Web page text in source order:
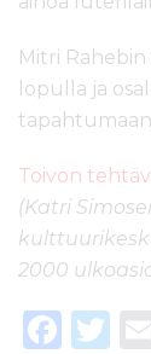
Mitri
lopulla ja
Toivon
(Katri
2000
F
T